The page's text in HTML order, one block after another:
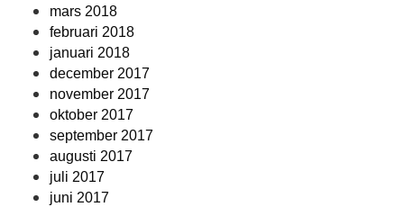
mars 2018
februari 2018
januari 2018
december 2017
november 2017
oktober 2017
september 2017
augusti 2017
juli 2017
juni 2017